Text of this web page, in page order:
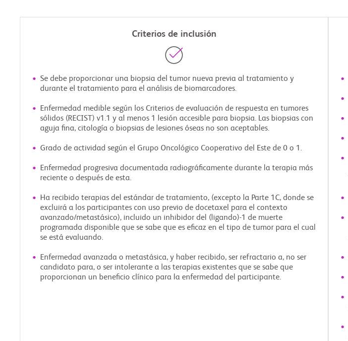
Criterios de inclusión
Se debe proporcionar una biopsia del tumor nueva previa al tratamiento y
durante el tratamiento para el análisis de biomarcadores.
Enfermedad medible según los Criterios de evaluación de respuesta en tumores
sólidos (RECIST) v1.1 y al menos 1 lesión accesible para biopsia. Las biopsias con
aguja fina, citología o biopsias de lesiones óseas no son aceptables.
Grado de actividad según el Grupo Oncológico Cooperativo del Este de 0 o 1.
Enfermedad progresiva documentada radiográficamente durante la terapia más
reciente o después de esta.
Ha recibido terapias del estándar de tratamiento, (excepto la Parte 1C, donde se
excluirá a los participantes con uso previo de docetaxel para el contexto
avanzado/metastásico), incluido un inhibidor del (ligando)-1 de muerte
programada disponible que se sabe que es eficaz en el tipo de tumor para el cual
se está evaluando.
Enfermedad avanzada o metastásica, y haber recibido, ser refractario a, no ser
candidato para, o ser intolerante a las terapias existentes que se sabe que
proporcionan un beneficio clínico para la enfermedad del participante.